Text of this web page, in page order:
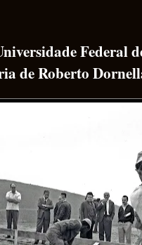
Federal
de Roberto